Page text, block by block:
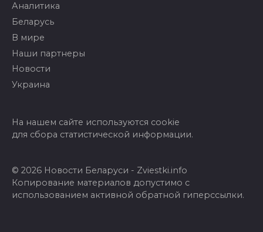
Аналитика
Беларусь
В мире
Наши партнеры
Новости
Украина
На нашем сайте используются cookie
для сбора статистической информации.
© 2026 Новости Беларуси - Zviestki.info
Копирование материалов допустимо с
использованием активной обратной гиперссылки.